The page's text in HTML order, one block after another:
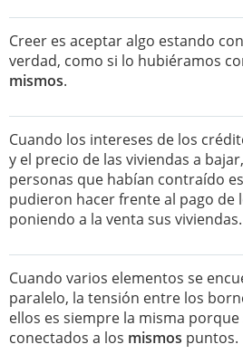
Creer es aceptar algo estando
verdad, como si lo hubiéramos
mismos.
Cuando los intereses de los
y el precio de las viviendas a
personas que habían contraído
pudieron hacer frente al pago de
poniendo a la venta sus viviendas.
Cuando varios elementos se
paralelo, la tensión entre los
ellos es siempre la misma
conectados a los mismos puntos.